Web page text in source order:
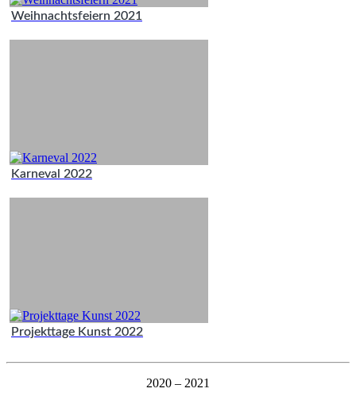
Weihnachtsfeiern 2021
Karneval 2022
Projekttage Kunst 2022
2020 – 2021